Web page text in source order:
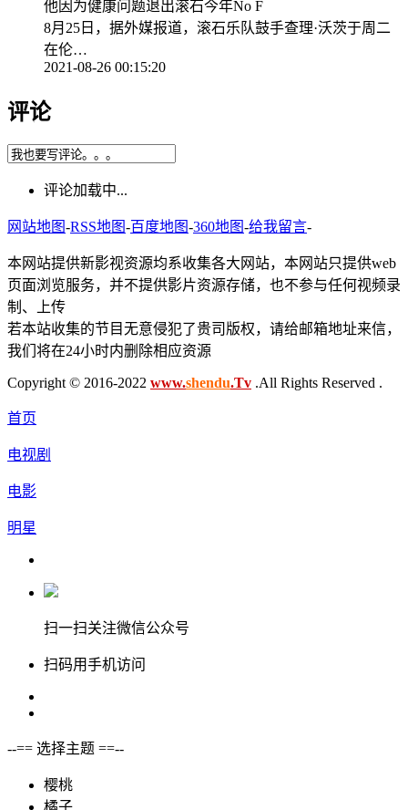
他因为健康问题退出滚石今年No F
8月25日，据外媒报道，滚石乐队鼓手查理·沃茨于周二
在伦…
2021-08-26 00:15:20
评论
评论加载中...
网站地图-RSS地图-百度地图-360地图-给我留言-
本网站提供新影视资源均系收集各大网站，本网站只提供web
页面浏览服务，并不提供影片资源存储，也不参与任何视频录
制、上传
若本站收集的节目无意侵犯了贵司版权，请给邮箱地址来信，
我们将在24小时内删除相应资源
Copyright © 2016-2022 www.shendu.Tv .All Rights Reserved .
首页
电视剧
电影
明星
扫一扫关注微信公众号
扫码用手机访问
--== 选择主题 ==--
樱桃
橘子